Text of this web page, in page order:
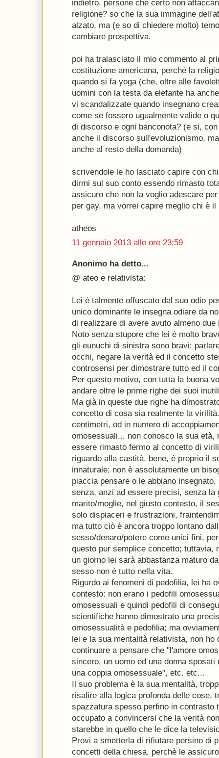
indietro, persone che certo non
religione? so che la sua immagine
alzato, ma (e so di chiedere molto)
cambiare prospettiva.
poi ha tralasciato il mio commento al
costituzione americana, perchè la
quando si fa yoga (che, oltre alle
uomini con la testa da elefante ha
vi scandalizzate quando insegnano
come se fossero ugualmente valide o
di discorso e ogni banconota? (e si,
anche il discorso sull'evoluzionismo,
anche al resto della domanda)
scrivendole le ho lasciato capire con
dirmi sul suo conto essendo rimasto
assicuro che non la voglio adescare
per gay, ma vorrei capire meglio chi è
atheos
11 gennaio 2013 alle ore 23:59
Anonimo ha detto...
@ ateo e relativista:
Lei è talmente offuscato dal suo odio
unico dominante le insegna odiare da
di realizzare di avere avuto almeno
Noto senza stupore che lei è molto
gli eunuchi di sinistra sono bravi:
occhi, negare la verità ed il concetto
controsensi per dimostrare tutto ed il
Per questo motivo, con tutta la buona
andare oltre le prime righe dei suoi
Ma già in queste due righe ha
concetto di cosa sia realmente la
centimetri, od in numero di
omosessuali... non conosco la sua età,
essere rimasto fermo al concetto di
riguardo alla castità, bene, è proprio il
innaturale; non è assolutamente un
piaccia pensare o le abbiano
senza, anzi ad essere precisi, senza la
marito/moglie, nel giusto contesto, il
solo dispiaceri e frustrazioni,
ma tutto ciò è ancora troppo lontano
sesso/denaro/potere come unici fini,
questo pur semplice concetto; tuttavia,
un giorno lei sarà abbastanza maturo
sesso non è tutto nella vita.
Rigurdo ai fenomeni di pedofilia, lei ha
contesto: non erano i pedofili
omosessuali e quindi pedofili di
scientifiche hanno dimostrato una
omosessualità e pedofilia; ma
lei e la sua mentalità relativista, non ho
continuare a pensare che "l'amore
sincero, un uomo ed una donna
una coppia omosessuale", etc. etc...
Il suo problema è la sua mentalità,
risalire alla logica profonda delle cose,
spazzatura spesso perfino in contrasto
occupato a convincersi che la verità
starebbe in quello che le dice la
Provi a smetterla di rifiutare persino di
concetti della chiesa, perchè le